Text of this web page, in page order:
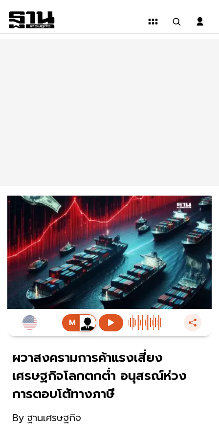
ผวาสงครามการค้าแรงเสี่ยง
เศรษฐกิจโลกตกต่ำ อนุสรณ์ห่วง
การตอบโต้ทางภาษี
By ฐานเศรษฐกิจ